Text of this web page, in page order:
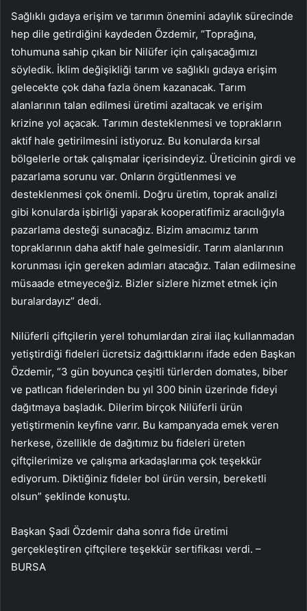
Sağlıklı gıdaya erişim ve tarımın önemini adaylık sürecinde
hep dile getirdiğini kaydeden Özdemir, “Toprağına,
tohumuna sahip çıkan bir Nilüfer için çalışacağımızı
söyledik. İklim değişikliği tarım ve sağlıklı gıdaya erişim
gelecekte çok daha fazla önem kazanacak. Tarım
alanlarının talan edilmesi üretimi azaltacak ve erişim
krizine yol açacak. Tarımın desteklenmesi ve toprakların
aktif hale getirilmesini istiyoruz. Bu konularda kırsal
bölgelerle ortak çalışmalar içerisindeyiz. Üreticinin girdi ve
pazarlama sorunu var. Onların örgütlenmesi ve
desteklenmesi çok önemli. Doğru üretim, toprak analizi
gibi konularda işbirliği yaparak kooperatifimiz aracılığıyla
pazarlama desteği sunacağız. Bizim amacımız tarım
topraklarının daha aktif hale gelmesidir. Tarım alanlarının
korunması için gereken adımları atacağız. Talan edilmesine
müsaade etmeyeceğiz. Bizler sizlere hizmet etmek için
buralardayız” dedi.
Nilüferli çiftçilerin yerel tohumlardan zirai ilaç kullanmadan
yetiştirdiği fideleri ücretsiz dağıttıklarını ifade eden Başkan
Özdemir, “3 gün boyunca çeşitli türlerden domates, biber
ve patlıcan fidelerinden bu yıl 300 binin üzerinde fideyi
dağıtmaya başladık. Dilerim birçok Nilüferli ürün
yetiştirmenin keyfine varır. Bu kampanyada emek veren
herkese, özellikle de dağıtımız bu fideleri üreten
çiftçilerimize ve çalışma arkadaşlarıma çok teşekkür
ediyorum. Diktiğiniz fideler bol ürün versin, bereketli
olsun” şeklinde konuştu.
Başkan Şadi Özdemir daha sonra fide üretimi
gerçekleştiren çiftçilere teşekkür sertifikası verdi. –
BURSA